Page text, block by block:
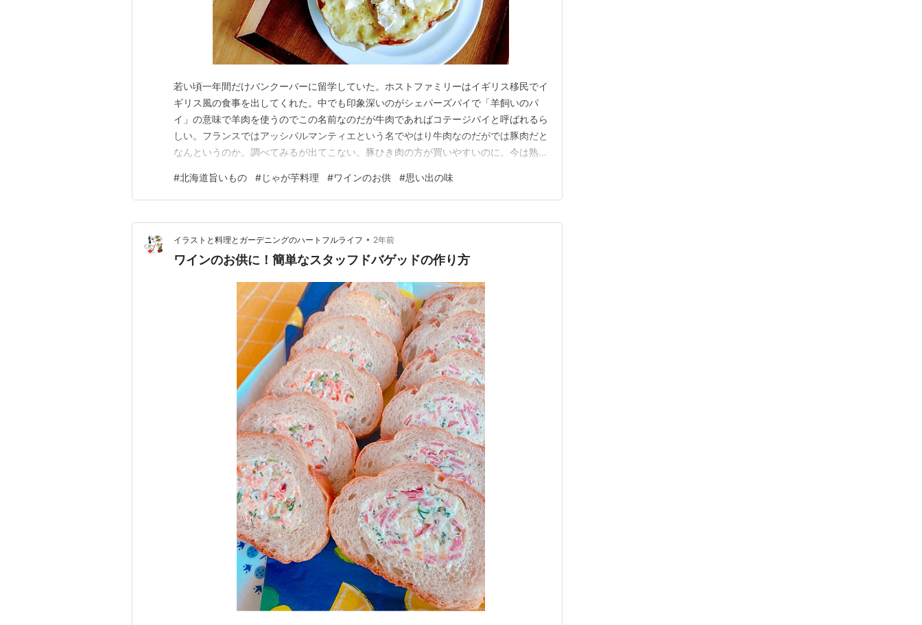
若い頃一年間だけバンクーバーに留学していた。ホストファミリーはイギリス移民でイ
ギリス風の食事を出してくれた。中でも印象深いのがシェパーズパイで「羊飼いのパ
イ」の意味で羊肉を使うのでこの名前なのだが牛肉であればコテージパイと呼ばれるら
しい。フランスではアッシパルマンティエという名でやはり牛肉なのだがでは豚肉だと
なんというのか。調べてみるが出てこない。豚ひき肉の方が買いやすいのに。今は熟成
なくマッシュしたじゃが芋を肉の上にのせて焼く要はポテトグラタン。 ここからが我
流。肉と野菜を炒め煮する時には残っていれば赤ワイン、肉が…
#北海道旨いもの #じゃが芋料理 #ワインのお供 #思い出の味
イラストと料理とガーデニングのハートフルライフ • 2年前
ワインのお供に！簡単なスタッフドバゲッドの作り方